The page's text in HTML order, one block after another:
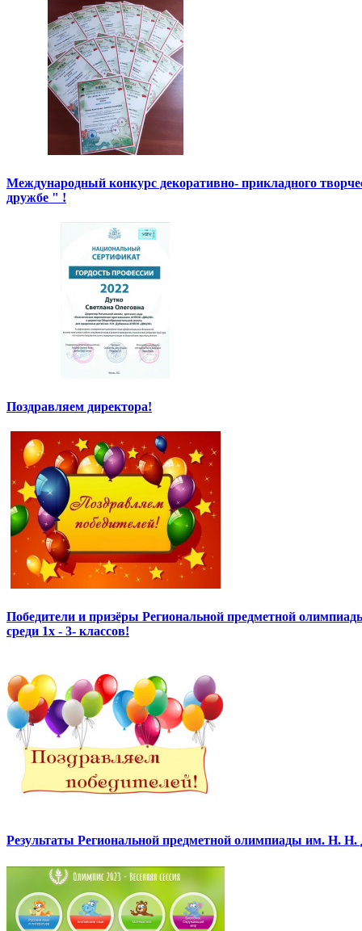
Международный конкурс декоративно- прикладного
дружбе " !
Поздравляем директора!
Победители и призёры Региональной предметной
среди 1х - 3- классов!
Результаты Региональной предметной олимпиады им. Н. Н.